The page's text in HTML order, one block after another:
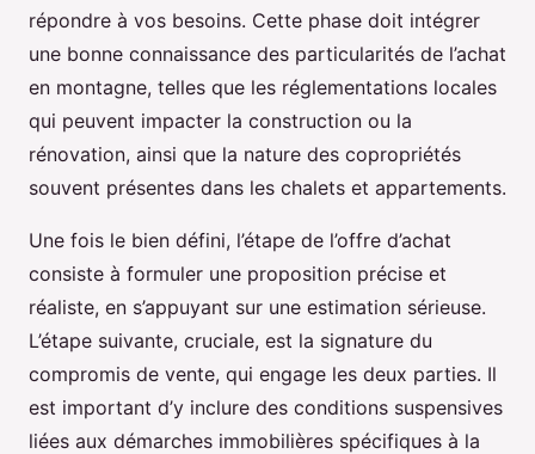
répondre à vos besoins. Cette phase doit intégrer
une bonne connaissance des particularités de l’achat
en montagne, telles que les réglementations locales
qui peuvent impacter la construction ou la
rénovation, ainsi que la nature des copropriétés
souvent présentes dans les chalets et appartements.
Une fois le bien défini, l’étape de l’offre d’achat
consiste à formuler une proposition précise et
réaliste, en s’appuyant sur une estimation sérieuse.
L’étape suivante, cruciale, est la signature du
compromis de vente, qui engage les deux parties. Il
est important d’y inclure des conditions suspensives
liées aux démarches immobilières spécifiques à la